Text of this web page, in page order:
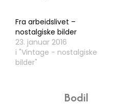
Fra arbeidslivet –
nostalgiske bilder
23. januar 2016
i "Vintage - nostalgiske
bilder"
Bodil